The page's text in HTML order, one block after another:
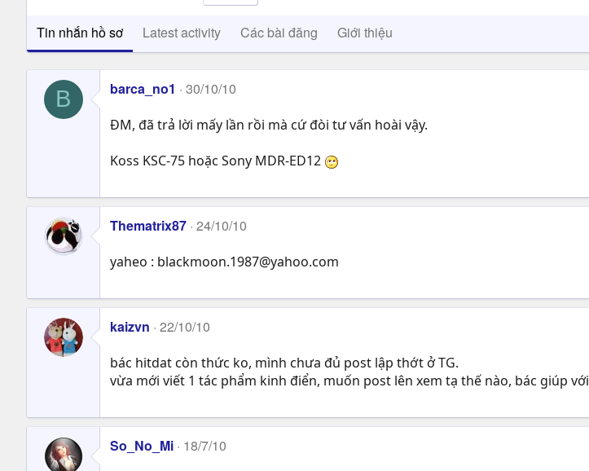
Tin nhắn hồ sơ Latest activity Các bài đăng Giới thiệu
B barca_no1 30/10/10
ĐM, đã trả lời mấy lần rồi mà cứ đòi tư vấn hoài vậy.
Koss KSC-75 hoặc Sony MDR-ED12
Thematrix87 24/10/10
yaheo : blackmoon.1987@yahoo.com
kaizvn 22/10/10
bác hitdat còn thức ko, mình chưa đủ post lập thớt ở TG.
vừa mới viết 1 tác phẩm kinh điển, muốn post lên xem tạ thế nào, bác giúp với
So_No_Mi 18/7/10